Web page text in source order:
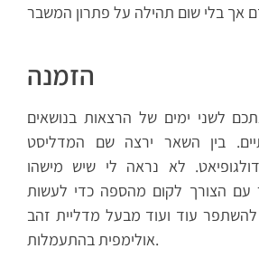
הזמנה
לשני ימים של הרצאות בנושאים
בין השאר ירצה שם המדליסט
לא נראה לי שיש מישהו
עם הצורך לקום מהספה כדי לעשות
להשתפר עוד ועוד מבעל מדליית זהב
אולימפית בהתעמלות.